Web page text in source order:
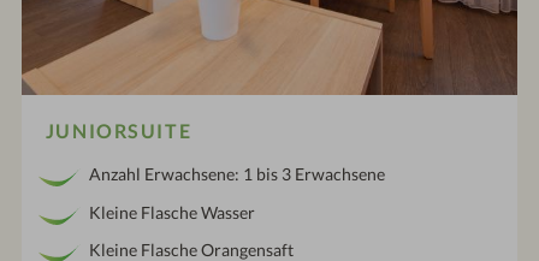
JUNIORSUITE
Anzahl Erwachsene: 1 bis 3 Erwachsene
Kleine Flasche Wasser
Kleine Flasche Orangensaft